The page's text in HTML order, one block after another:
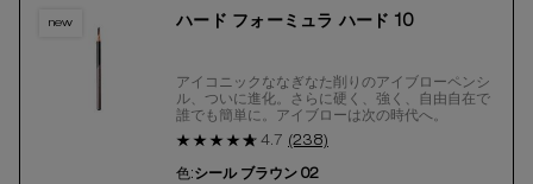
ハード フォーミュラ ハード 10
アイコニックななぎなた削りのアイブローペンシ
ル、ついに進化。さらに硬く、強く、自由自在で
誰でも簡単に。​アイブローは次の時代へ。
new
4.7 (238)
色:シール ブラウン 02